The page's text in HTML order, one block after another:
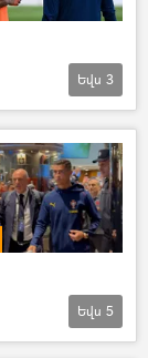
Եվս 3
Եվս 5